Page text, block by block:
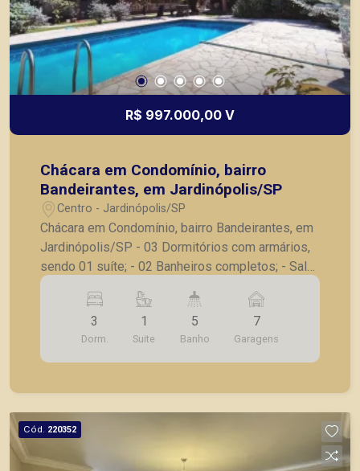
R$ 997.000,00 V
Chácara em Condomínio, bairro
Bandeirantes, em Jardinópolis/SP
Centro - Jardinópolis/SP
Chácara em Condomínio, bairro Bandeirantes, em
Jardinópolis/SP - 03 Dormitórios com armários,
sendo 01 suíte; - 02 Banheiros completos; - Sala
ampla para 02 ambientes; - Sala de jantar; -
Cozinha com armário; - Churrasqueira; -
Despensa; - Lavanderia; - Piscina; - Quiosque; -
02 Vestiários; - Quintal; - Horta; - Pomar; -
Galinheiro; - 07 Vagas de garagem. A Piramid tem
imóveis prontos, usados ou mesmo nos
principais lançamentos da cidade de Ribeirão
Preto.
3
Dorm.
1
Suite
5
Banho
7
Garagens
Cód. 220352